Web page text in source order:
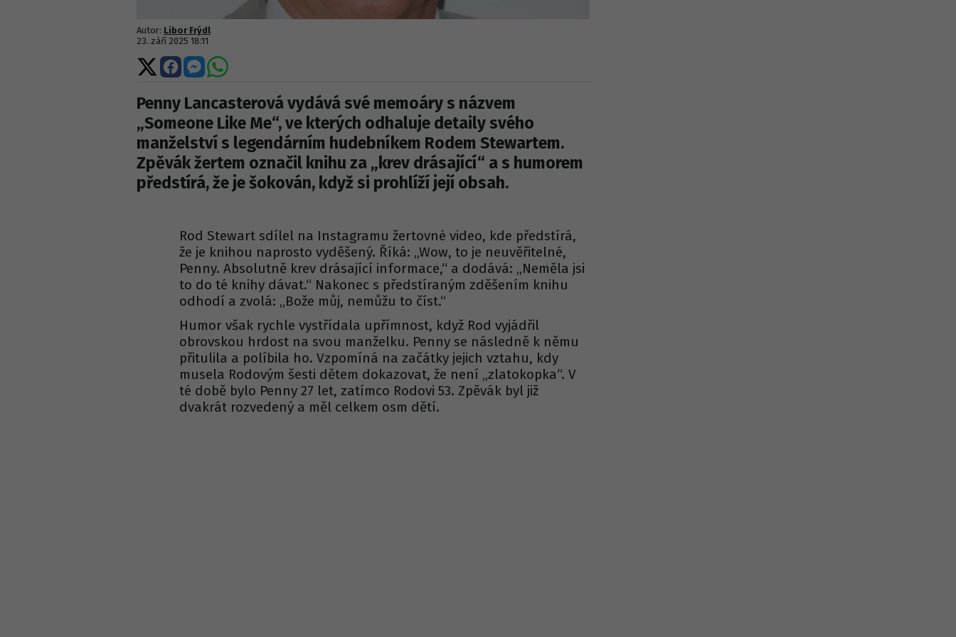
Autor: Libor Frýdl
23. září 2025 18:11
Sdílet
na
Sdílet
na
Sdílet
na
Sdílet
Penny Lancasterová vydává své memoáry s názvem
„Someone Like Me“, ve kterých odhaluje detaily svého
manželství s legendárním hudebníkem Rodem Stewartem.
Zpěvák žertem označil knihu za „krev drásající“ a s humorem
předstírá, že je šokován, když si prohlíží její obsah.
Rod Stewart sdílel na Instagramu žertovné video, kde předstírá,
že je knihou naprosto vyděšený. Říká: „Wow, to je neuvěřitelné,
Penny. Absolutně krev drásající informace,“ a dodává: „Neměla jsi
to do té knihy dávat.“ Nakonec s předstíraným zděšením knihu
odhodí a zvolá: „Bože můj, nemůžu to číst.“
Humor však rychle vystřídala upřímnost, když Rod vyjádřil
obrovskou hrdost na svou manželku. Penny se následně k němu
přitulila a políbila ho. Vzpomíná na začátky jejich vztahu, kdy
musela Rodovým šesti dětem dokazovat, že není „zlatokopka“. V
té době bylo Penny 27 let, zatímco Rodovi 53. Zpěvák byl již
dvakrát rozvedený a měl celkem osm dětí.